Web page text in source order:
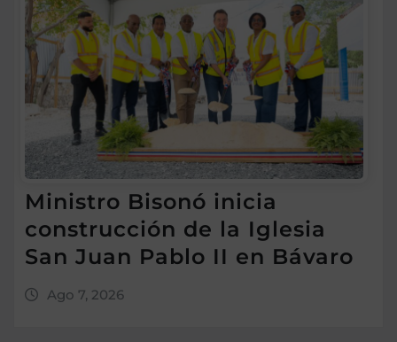
Ministro Bisonó inicia
construcción de la Iglesia
San Juan Pablo II en Bávaro
Ago 7, 2026